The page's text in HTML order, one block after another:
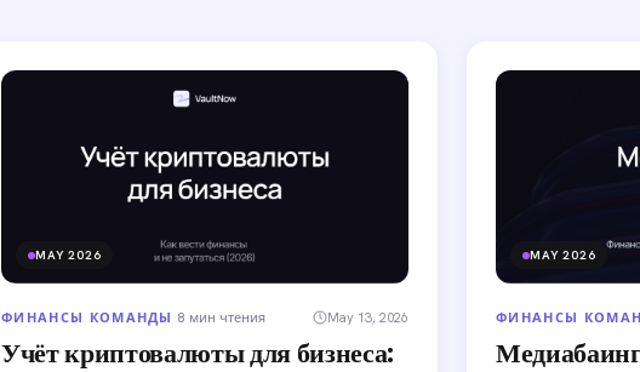
MAY 2026
ФИНАНСЫ КОМАНДЫ ·8 мин чтения May 13, 2026
Учёт криптовалюты для бизнеса:
MAY 2026
ФИНАНСЫ